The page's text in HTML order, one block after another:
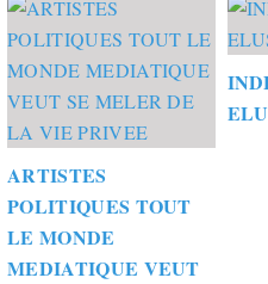
ARTISTES
POLITIQUES TOUT
LE MONDE
MEDIATIQUE VEUT